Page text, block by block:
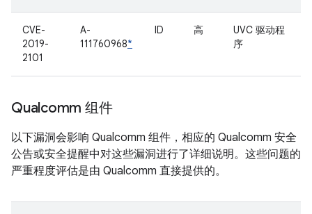
CVE-
2019-
2101
A-
111760968*
ID 高
UVC 驱动程
序
Qualcomm 组件
以下漏洞会影响 Qualcomm 组件，相应的 Qualcomm 安全
公告或安全提醒中对这些漏洞进行了详细说明。这些问题的
严重程度评估是由 Qualcomm 直接提供的。